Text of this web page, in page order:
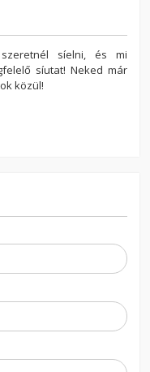
síelni, és mi
síutat! Neked már
közül!